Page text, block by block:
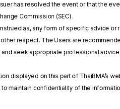
has resolved the event or that the
Commission (SEC).
as, any form of specific advice or
respect. The Users are
seek appropriate professional
displayed on this part of ThaiBMA’s
maintain confidentiality of the